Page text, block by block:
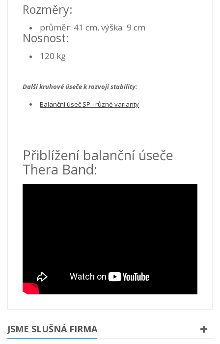
Rozměry:
průměr: 41 cm, výška: 9 cm
Nosnost:
120 kg
Další kruhové úseče k rozvoji stability:
Balanční úseč SP - různé varianty
Přiblížení balanční úseče
Thera Band:
JSME SLUŠNÁ FIRMA